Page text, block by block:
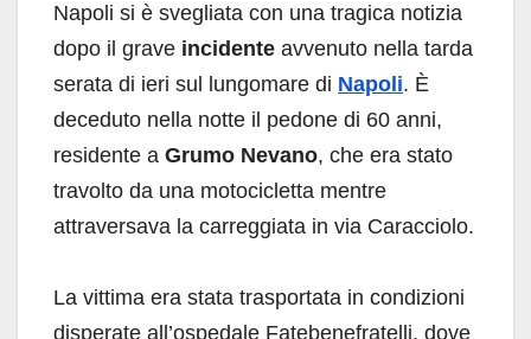
Napoli si è svegliata con una tragica notizia
dopo il grave incidente avvenuto nella tarda
serata di ieri sul lungomare di Napoli. È
deceduto nella notte il pedone di 60 anni,
residente a Grumo Nevano, che era stato
travolto da una motocicletta mentre
attraversava la carreggiata in via Caracciolo.
La vittima era stata trasportata in condizioni
disperate all’ospedale Fatebenefratelli, dove